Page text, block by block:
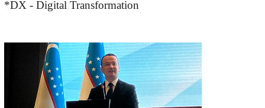
*DX - Digital Transformation